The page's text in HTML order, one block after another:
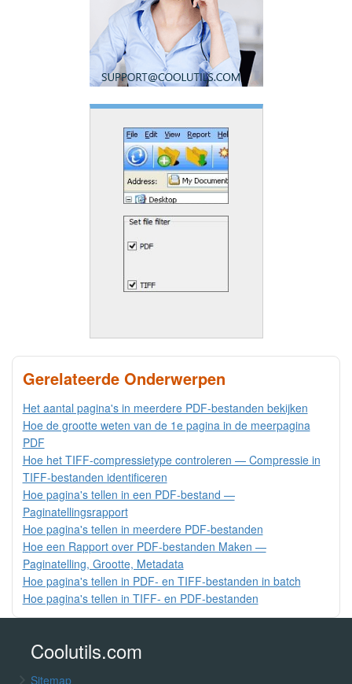
Gerelateerde Onderwerpen
Het aantal pagina's in meerdere PDF-bestanden bekijken
Hoe de grootte weten van de 1e pagina in de meerpagina
PDF
Hoe het TIFF-compressietype controleren — Compressie in
TIFF-bestanden identificeren
Hoe pagina's tellen in een PDF-bestand —
Paginatellingsrapport
Hoe pagina's tellen in meerdere PDF-bestanden
Hoe een Rapport over PDF-bestanden Maken —
Paginatelling, Grootte, Metadata
Hoe pagina's tellen in PDF- en TIFF-bestanden in batch
Hoe pagina's tellen in TIFF- en PDF-bestanden
Coolutils.com
Sitemap